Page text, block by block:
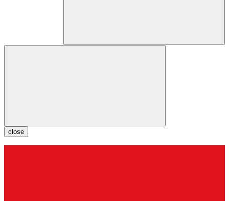
close